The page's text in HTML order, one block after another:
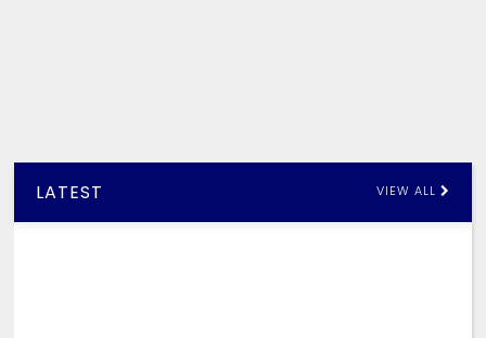
LATEST VIEW ALL